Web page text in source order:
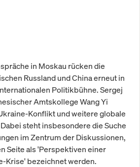
in Moskau rücken die
Russland und China erneut in
Politikbühne. Sergej
Amtskollege Wang Yi
Konflikt und weitere globale
steht insbesondere die Suche
im Zentrum der Diskussionen,
Seite als 'Perspektiven einer
Krise' bezeichnet werden.